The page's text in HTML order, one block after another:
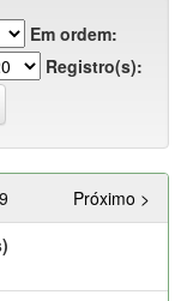
Em ordem:
Registro(s):
Próximo >